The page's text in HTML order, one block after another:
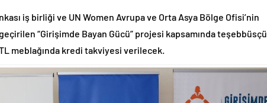
iş birliği ve UN Women Avrupa ve Orta Asya Bölge Ofisi’nin
“Girişimde Bayan Gücü” projesi kapsamında teşebbüsçü
meblağında kredi takviyesi verilecek.